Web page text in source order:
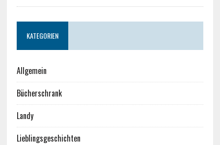
KATEGORIEN
Allgemein
Bücherschrank
Landy
Lieblingsgeschichten